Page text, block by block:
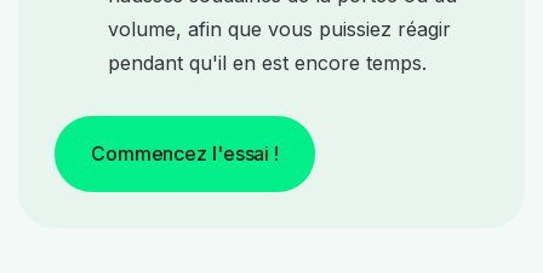
volume, afin que vous puissiez réagir
pendant qu'il en est encore temps.
Commencez l'essai !